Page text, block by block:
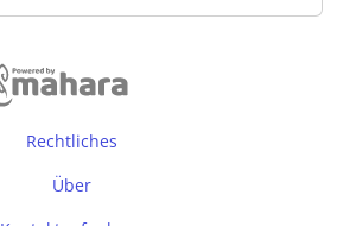
Rechtliches
Über